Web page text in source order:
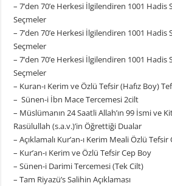
– 7’den 70’e Herkesi İlgilendiren 1001 Hadis
Seçmeler
– 7’den 70’e Herkesi İlgilendiren 1001 Hadis
Seçmeler
– 7’den 70’e Herkesi İlgilendiren 1001 Hadis
Seçmeler
– Kuran-ı Kerim ve Özlü Tefsir (Hafız Boy)
– Sünen-i İbn Mace Tercemesi 2cilt
– Müslümanın 24 Saatli Allah’ın 99 İsmi ve
Rasülullah (s.a.v.)’in Öğrettiği Dualar
– Açıklamalı Kur’an-ı Kerim Meali Özlü Tefsir
– Kur’an-ı Kerim ve Özlü Tefsir Cep Boy
– Sünen-i Darimi Tercemesi (Tek Cilt)
– Tam Riyazü’s Salihin Açıklaması